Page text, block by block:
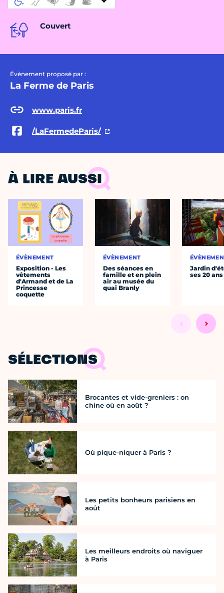
Couvert
Évènement proposé par :
La Ferme de Paris
www.paris.fr
/LaFermedeParis/
À LIRE AUSSI
ÉVÈNEMENT
Exposition - Les
vêtements
d'Armand et de La
Princesse
coquette
ÉVÈNEMENT
Des séances en
famille et en plein
air au musée du
quai Branly
Jardin
ses 20 ans
SÉLECTIONS
Brocantes et vide-greniers : on
chine où en août ?
Où pique-niquer à Paris ?
Les petits bonheurs parisiens en
août
Les meilleurs endroits où naviguer
à Paris